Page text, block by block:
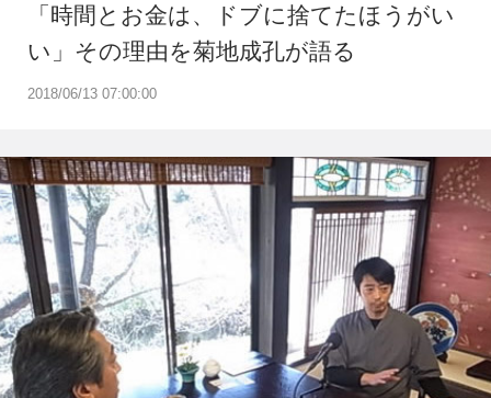
2018/06/13 07:00:00
「時間とお金は、ドブに捨てたほうがい
い」その理由を菊地成孔が語る